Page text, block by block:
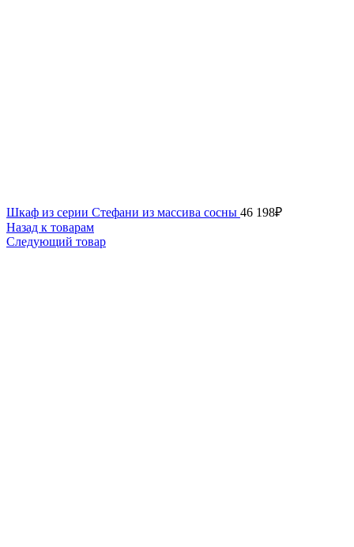
Шкаф из серии Стефани из массива сосны 46 198₽
Назад к товарам
Следующий товар